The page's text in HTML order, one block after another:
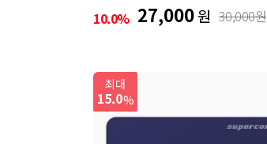
10.0% 27,000원 30,000원
최대
15.0%